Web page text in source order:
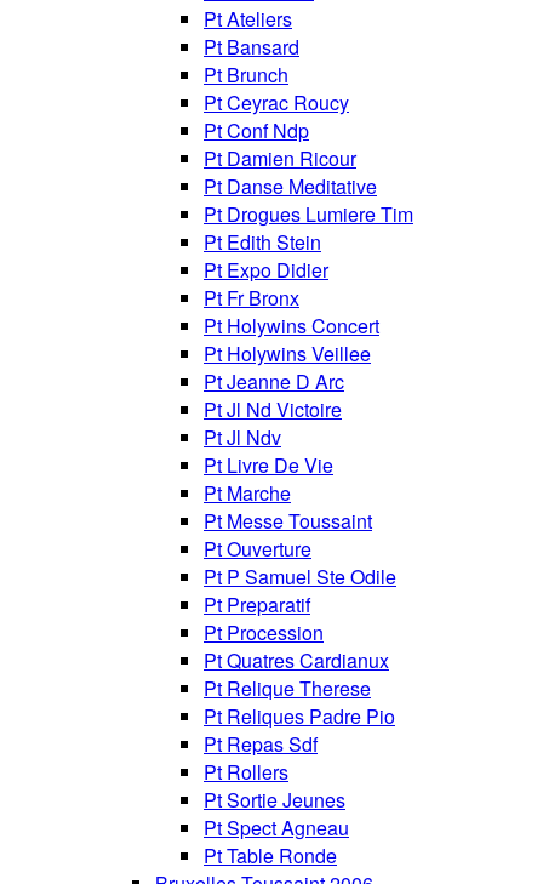
Pt Ateliers
Pt Bansard
Pt Brunch
Pt Ceyrac Roucy
Pt Conf Ndp
Pt Damien Ricour
Pt Danse Meditative
Pt Drogues Lumiere Tim
Pt Edith Stein
Pt Expo Didier
Pt Fr Bronx
Pt Holywins Concert
Pt Holywins Veillee
Pt Jeanne D Arc
Pt Jl Nd Victoire
Pt Jl Ndv
Pt Livre De Vie
Pt Marche
Pt Messe Toussaint
Pt Ouverture
Pt P Samuel Ste Odile
Pt Preparatif
Pt Procession
Pt Quatres Cardianux
Pt Relique Therese
Pt Reliques Padre Pio
Pt Repas Sdf
Pt Rollers
Pt Sortie Jeunes
Pt Spect Agneau
Pt Table Ronde